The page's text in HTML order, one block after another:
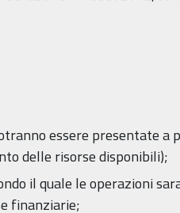
essere presentate a
delle risorse disponibili);
il quale le operazioni
finanziarie;